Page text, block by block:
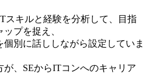
スキルと経験を分析して、目指
プを捉え、
別に話ししながら設定していま
が、SEからITコンへのキャリア